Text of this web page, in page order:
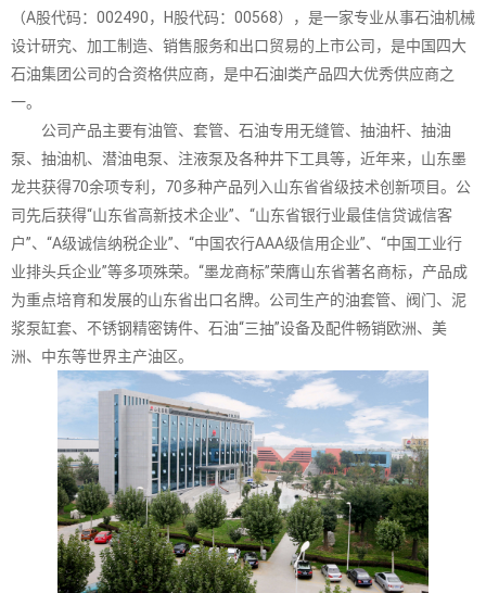
（A股代码：002490，H股代码：00568），是一家专业从事石油机械
设计研究、加工制造、销售服务和出口贸易的上市公司，是中国四大
石油集团公司的合资格供应商，是中石油I类产品四大优秀供应商之
一。
公司产品主要有油管、套管、石油专用无缝管、抽油杆、抽油
泵、抽油机、潜油电泵、注液泵及各种井下工具等，近年来，山东墨
龙共获得70余项专利，70多种产品列入山东省省级技术创新项目。公
司先后获得“山东省高新技术企业”、“山东省银行业最佳信贷诚信客
户”、“A级诚信纳税企业”、“中国农行AAA级信用企业”、“中国工业行
业排头兵企业”等多项殊荣。“墨龙商标”荣膺山东省著名商标，产品成
为重点培育和发展的山东省出口名牌。公司生产的油套管、阀门、泥
浆泵缸套、不锈钢精密铸件、石油“三抽”设备及配件畅销欧洲、美
洲、中东等世界主产油区。